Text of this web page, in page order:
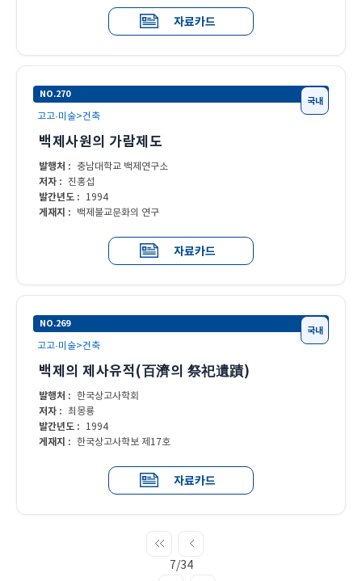
자료카드
NO.270
고고·미술>건축
백제사원의 가람제도
발행처 : 충남대학교 백제연구소
저자 : 진홍섭
발간년도 : 1994
게재지 : 백제불교문화의 연구
자료카드
국내
NO.269
고고·미술>건축
백제의 제사유적(百濟의 祭祀遺蹟)
발행처 : 한국상고사학회
저자 : 최몽룡
발간년도 : 1994
게재지 : 한국상고사학보 제17호
자료카드
국내
7/34